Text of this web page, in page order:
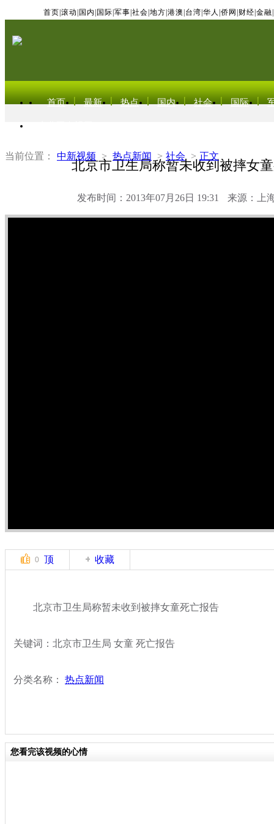
首页 滚动 国内 国际 军事 社会 地方 港澳 台湾 华人 侨网 财经 金融
首页 最新 热点 国内 社会 国际
当前位置： 中新视频 > 热点新闻 > 社会 > 正文
北京市卫生局称暂未收到被摔女
发布时间：2013年07月26日 19:31 来源：上
0 顶 收藏
北京市卫生局称暂未收到被摔女童死亡报告
关键词：北京市卫生局 女童 死亡报告
分类名称： 热点新闻
您看完该视频的心情